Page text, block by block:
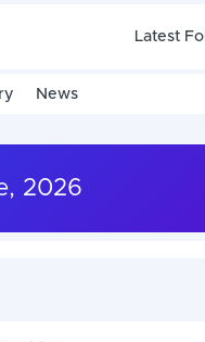
Latest
News
2026